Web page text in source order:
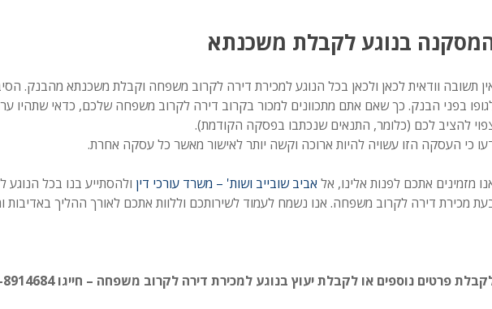
בנוגע לקבלת משכנתא
תשובה וודאית לכאן ולכאן בכל הנוגע למכירת דירה לקרוב משפחה וקבלת משכנתא מהבנק.
בפני הבנק. כך שאם אתם מתכוונים למכור בקרוב דירה לקרוב משפחה שלכם, כדאי שתהיו
להציב לכם (כלומר, התנאים שנכתבו בפסקה הקודמת).
כי העסקה הזו עשויה להיות ארוכה וקשה יותר לאישור מאשר כל עסקה אחרת.
מזמינים אתכם לפנות אלינו, אל אביב שובייב ושות' – משרד עורכי דין ולהסתייע בנו בכל
מכירת דירה לקרוב משפחה. אנו נשמח לעמוד לשירותכם וללוות אתכם לאורך ההליך באדיבות
פרטים נוספים או לקבלת יעוץ בנוגע למכירת דירה לקרוב משפחה – חייגו 09-8914684 ☎